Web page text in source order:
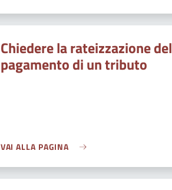
Chiedere la rateizzazione del
pagamento di un tributo
VAI ALLA PAGINA